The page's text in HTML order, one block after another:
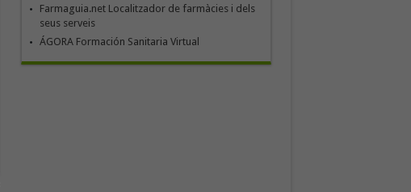
Farmaguia.net Localitzador de farmàcies i dels
seus serveis
ÁGORA Formación Sanitaria Virtual